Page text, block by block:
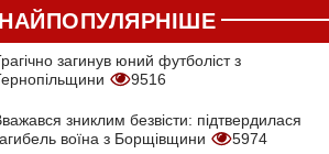
НАЙПОПУЛЯРНІШЕ
загинув юний футболіст з
9516
зниклим безвісти: підтвердилася
воїна з Борщівщини
5974